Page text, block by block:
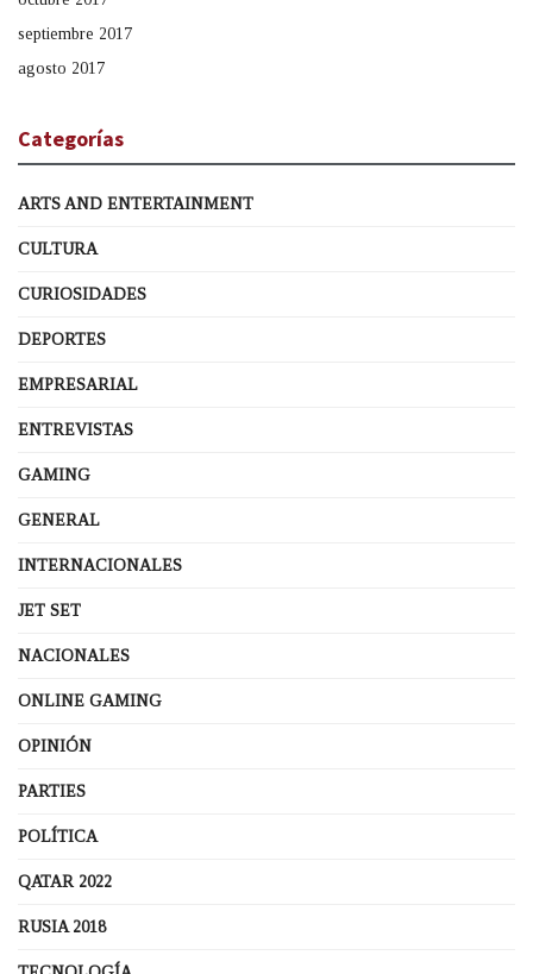
septiembre 2017
agosto 2017
Categorías
ARTS AND ENTERTAINMENT
CULTURA
CURIOSIDADES
DEPORTES
EMPRESARIAL
ENTREVISTAS
GAMING
GENERAL
INTERNACIONALES
JET SET
NACIONALES
ONLINE GAMING
OPINIÓN
PARTIES
POLÍTICA
QATAR 2022
RUSIA 2018